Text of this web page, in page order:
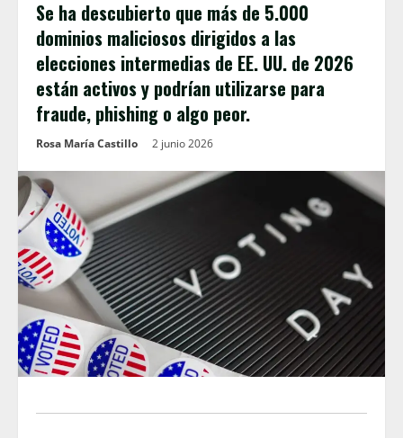
Se ha descubierto que más de 5.000
dominios maliciosos dirigidos a las
elecciones intermedias de EE. UU. de 2026
están activos y podrían utilizarse para
fraude, phishing o algo peor.
Rosa María Castillo 2 junio 2026